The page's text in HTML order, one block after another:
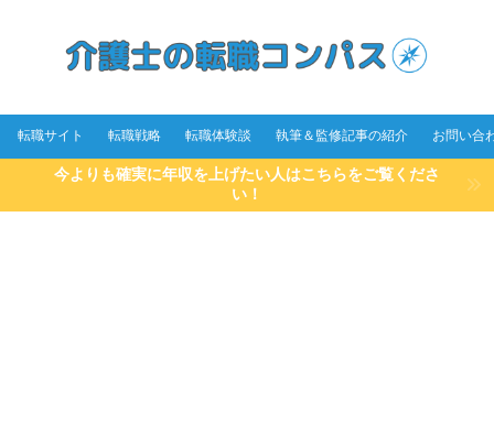
転職サイト 転職戦略 転職体験談 執筆＆監修記事の紹介 お問い合
今よりも確実に年収を上げたい人はこちらをご覧くださ
い！